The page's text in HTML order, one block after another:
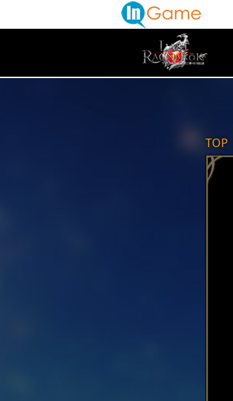
TOP